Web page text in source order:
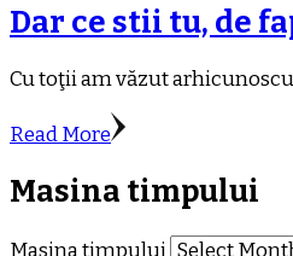
Dar ce stii tu, de
Cu toţii am văzut
Read More
Masina timpului
Masina timpului